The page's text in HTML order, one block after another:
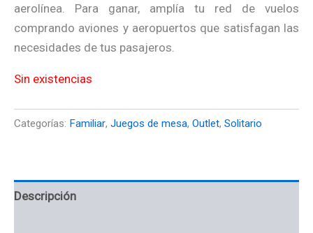
aerolínea. Para ganar, amplía tu red de vuelos
comprando aviones y aeropuertos que satisfagan las
necesidades de tus pasajeros.
Sin existencias
Categorías: Familiar, Juegos de mesa, Outlet, Solitario
Descripción